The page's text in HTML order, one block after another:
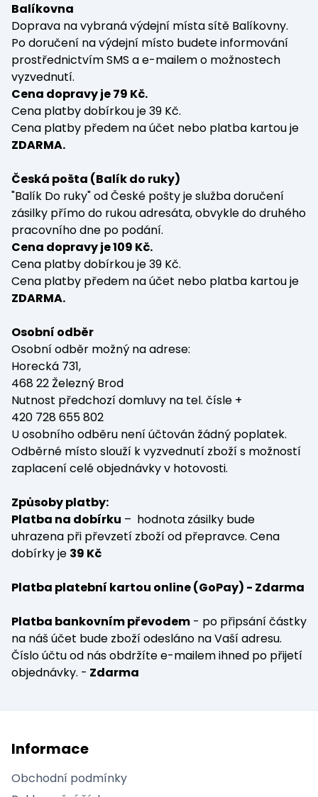
Balíkovna
Doprava na vybraná výdejní místa sítě Balíkovny.
Po doručení na výdejní místo budete informování
prostřednictvím SMS a e-mailem o možnostech
vyzvednutí.
Cena dopravy je 79 Kč.
Cena platby dobírkou je 39 Kč.
Cena platby předem na účet nebo platba kartou je
ZDARMA.
Česká pošta (Balík do ruky)
"Balík Do ruky" od České pošty je služba doručení
zásilky přímo do rukou adresáta, obvykle do druhého
pracovního dne po podání.
Cena dopravy je 109 Kč.
Cena platby dobírkou je 39 Kč.
Cena platby předem na účet nebo platba kartou je
ZDARMA.
Osobní odběr
Osobní odběr možný na adrese:
Horecká 731,
468 22 Železný Brod
Nutnost předchozí domluvy na tel. čísle +
420 728 655 802
U osobního odběru není účtován žádný poplatek.
Odběrné místo slouží k vyzvednutí zboží s možností
zaplacení celé objednávky v hotovosti.
Způsoby platby:
Platba na dobírku – hodnota zásilky bude
uhrazena při převzetí zboží od přepravce. Cena
dobírky je 39 Kč
Platba platební kartou online (GoPay) - Zdarma
Platba bankovním převodem - po připsání částky
na náš účet bude zboží odesláno na Vaší adresu.
Číslo účtu od nás obdržíte e-mailem ihned po přijetí
objednávky. - Zdarma
Informace
Obchodní podmínky